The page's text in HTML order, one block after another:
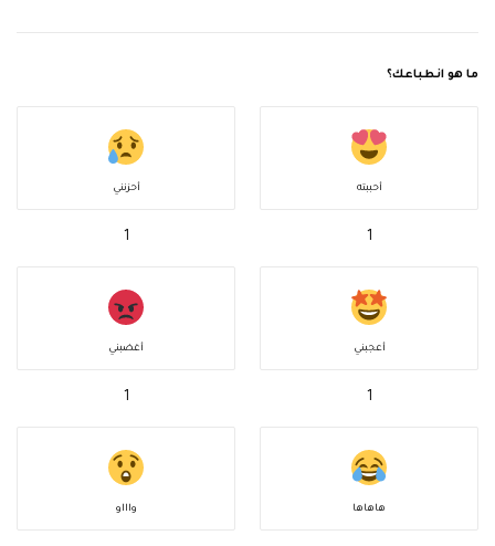
ما هو انطباعك؟
أحببته
1
أحزنني
1
أعجبني
1
أغضبني
1
هاهاها واااو